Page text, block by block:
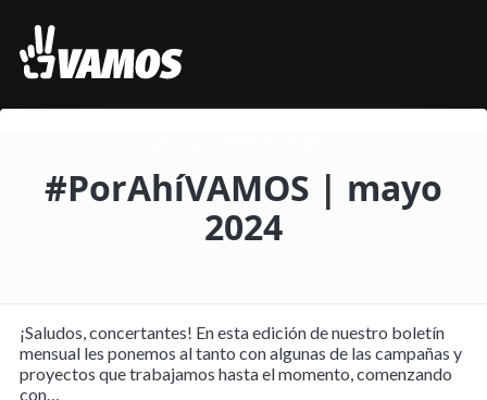
#PorAhíVAMOS | mayo
2024
¡Saludos, concertantes! En esta edición de nuestro boletín
mensual les ponemos al tanto con algunas de las campañas y
proyectos que trabajamos hasta el momento, comenzando
con…